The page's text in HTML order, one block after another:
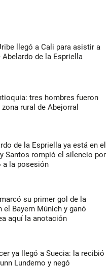
llegó a Cali para asistir a
Abelardo de la Espriella
tres hombres fueron
rural de Abejorral
de la Espriella ya está en el
Santos rompió el silencio por
a la posesión
su primer gol de la
el Bayern Múnich y ganó
aquí la anotación
ya llegó a Suecia: la recibió
Lundemo y negó